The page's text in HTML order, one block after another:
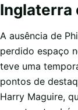
Inglaterra
A ausência de
perdido espaço
teve uma
pontos de
Harry Maguire,